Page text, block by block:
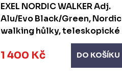
EXEL NORDIC WALKER Adj.
Alu/Evo Black/Green, Nordic
walking hůlky, teleskopické
1 400 Kč DO KOŠÍKU